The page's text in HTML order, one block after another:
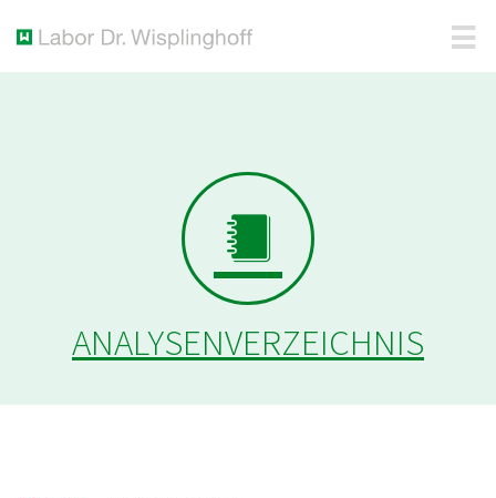
ANALYSENVERZEICHNIS